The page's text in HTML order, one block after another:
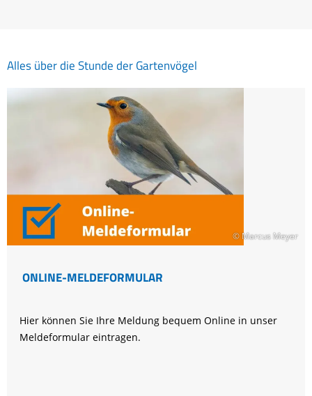
Alles über die Stunde der Gartenvögel
© Marcus Meyer
ONLINE-MELDEFORMULAR
Hier können Sie Ihre Meldung bequem Online in unser
Meldeformular eintragen.